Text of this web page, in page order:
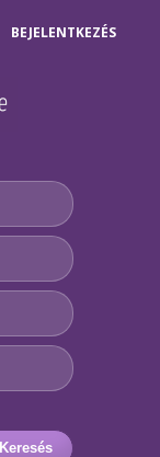
Keresés
BEJELENTKEZÉS